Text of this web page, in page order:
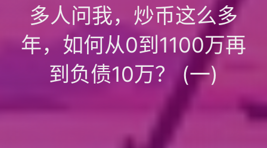
多人问我，炒币这么多
年，如何从0到1100万再
到负债10万？ (一)